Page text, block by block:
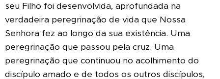
seu Filho foi desenvolvida, aprofundada na
verdadeira peregrinação de vida que Nossa
Senhora fez ao longo da sua existência. Uma
peregrinação que passou pela cruz. Uma
peregrinação que continuou no acolhimento do
discípulo amado e de todos os outros discípulos,